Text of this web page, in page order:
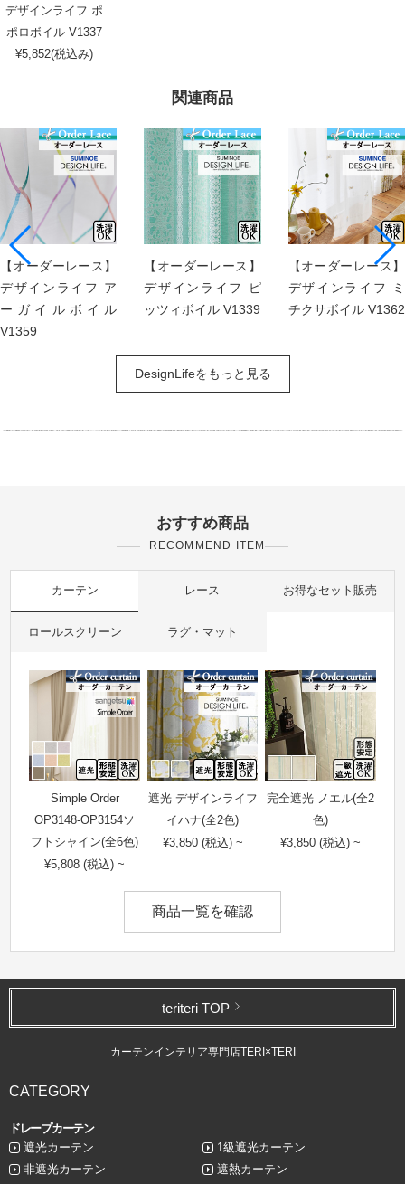
関連商品
【オーダーレース】
デザインライフ ア
ーガイルボイル
V1359
【オーダーレース】
デザインライフ ピ
ッツィボイル V1339
【オーダーレース】
デザインライフ ミ
チクサボイル V1362
DesignLifeをもっと見る
デザインライフ ポ
ポロボイル V1337
¥5,852(税込み)
おすすめ商品
RECOMMEND ITEM
カーテン レース お得なセット販売
ロールスクリーン ラグ・マット
Simple Order
OP3148-OP3154ソ
フトシャイン(全6色)
¥5,808 (税込) ~
遮光 デザインライフ
イハナ(全2色)
¥3,850 (税込) ~
完全遮光 ノエル(全2
色)
¥3,850 (税込) ~
商品一覧を確認
teriteri TOP
カーテンインテリア専門店TERI×TERI
CATEGORY
ドレープカーテン
遮光カーテン
1級遮光カーテン
非遮光カーテン
遮熱カーテン